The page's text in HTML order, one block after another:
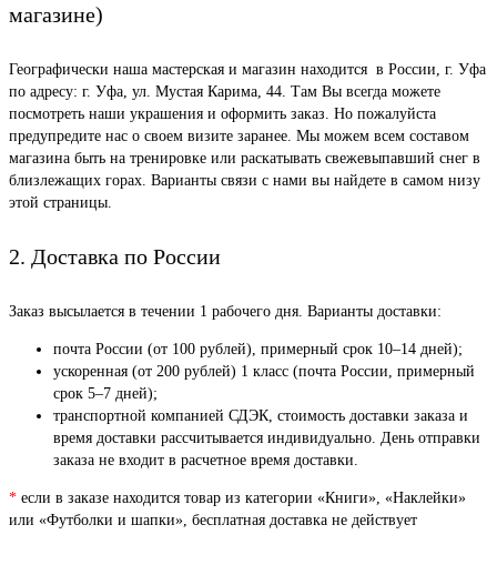
магазине)
Географически наша мастерская и магазин находится в России, г. Уфа
по адресу: г. Уфа, ул. Мустая Карима, 44. Там Вы всегда можете
посмотреть наши украшения и оформить заказ. Но пожалуйста
предупредите нас о своем визите заранее. Мы можем всем составом
магазина быть на тренировке или раскатывать свежевыпавший снег в
близлежащих горах. Варианты связи с нами вы найдете в самом низу
этой страницы.
2. Доставка по России
Заказ высылается в течении 1 рабочего дня. Варианты доставки:
почта России (от 100 рублей), примерный срок 10–14 дней);
ускоренная (от 200 рублей) 1 класс (почта России, примерный
срок 5–7 дней);
транспортной компанией СДЭК, стоимость доставки заказа и
время доставки рассчитывается индивидуально. День отправки
заказа не входит в расчетное время доставки.
* если в заказе находится товар из категории «Книги», «Наклейки»
или «Футболки и шапки», бесплатная доставка не действует